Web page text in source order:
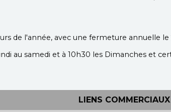
de l'année, avec une fermeture annuelle
au samedi et à 10h30 les Dimanches et
LIENS COMMERCIAUX